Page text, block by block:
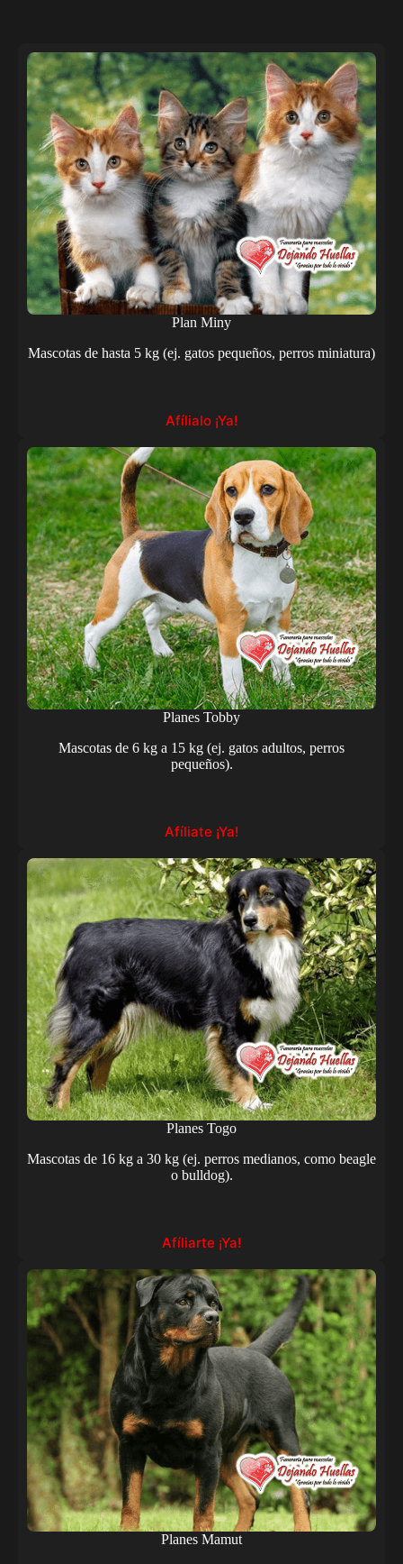
Plan Miny
Mascotas de hasta 5 kg (ej. gatos pequeños, perros miniatura)
Afílialo ¡Ya!
Planes Tobby
Mascotas de 6 kg a 15 kg (ej. gatos adultos, perros
pequeños).
Afíliate ¡Ya!
Planes Togo
Mascotas de 16 kg a 30 kg (ej. perros medianos, como beagle
o bulldog).
Afíliarte ¡Ya!
Planes Mamut